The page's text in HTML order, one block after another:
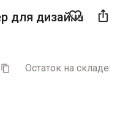
favorite_border 
для дизайна
 Остаток на складе: